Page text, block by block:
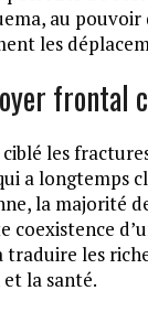
au
les
frontal
les
a longtemps
la majorité
coexistence
traduire les
la santé.